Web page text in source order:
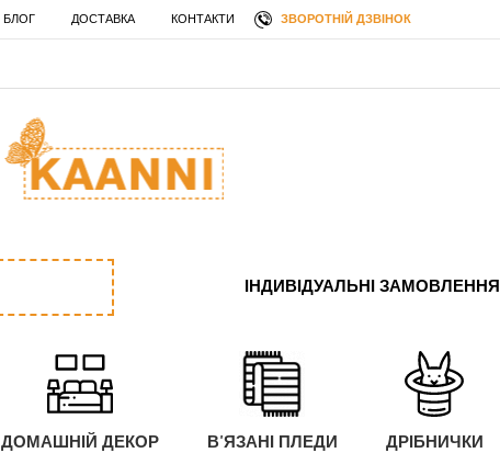
БЛОГ ДОСТАВКА КОНТАКТИ ЗВОРОТНІЙ ДЗВІНОК
ІНДИВІДУАЛЬНІ ЗАМОВЛЕННЯ
ДОМАШНІЙ ДЕКОР В'ЯЗАНІ ПЛЕДИ ДРІБНИЧКИ